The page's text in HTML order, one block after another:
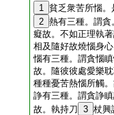
1 貧乏衆苦所惱。
2 熱有三種。謂
癡故。不如正理執
相及隨好故燒惱身
惱有三種。謂貪惱
故。隨彼彼處愛樂
種種憂苦熱惱所觸
諍有三種。謂貪諍
故。執持刀 3 杖興